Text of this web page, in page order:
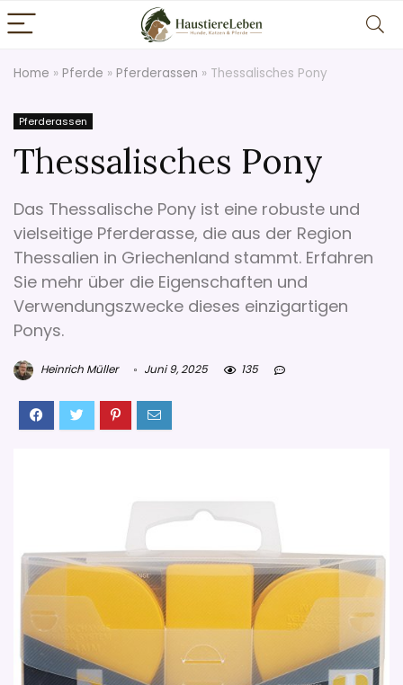
Home » Pferde » Pferderassen » Thessalisches Pony
Pferderassen
Thessalisches Pony
Das Thessalische Pony ist eine robuste und
vielseitige Pferderasse, die aus der Region
Thessalien in Griechenland stammt. Erfahren
Sie mehr über die Eigenschaften und
Verwendungszwecke dieses einzigartigen
Ponys.
Heinrich Müller Juni 9, 2025 135